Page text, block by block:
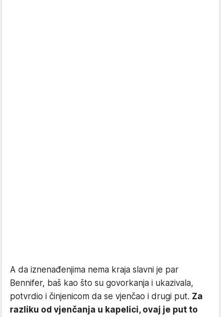
A da iznenađenjima nema kraja slavni je par
Bennifer, baš kao što su govorkanja i ukazivala,
potvrdio i činjenicom da se vjenčao i drugi put. Za
razliku od vjenčanja u kapelici, ovaj je put to